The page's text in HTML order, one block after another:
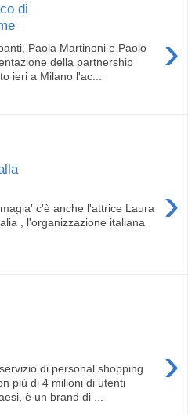
di
›
Paola Martinoni e Paolo
della partnership
ieri a Milano l'ac...
›
c'è anche l'attrice Laura
, l'organizzazione italiana
›
di personal shopping
più di 4 milioni di utenti
è un brand di ...